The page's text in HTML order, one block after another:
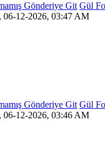
Gül
, 06-12-2026, 03:47 AM
Gül
, 06-12-2026, 03:46 AM